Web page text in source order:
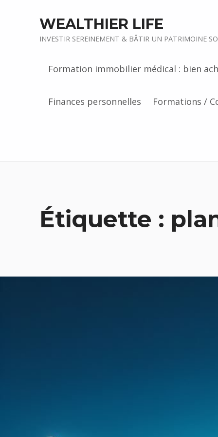
WEALTHIER LIFE
INVESTIR SEREINEMENT & BÂTIR UN PATRIMOINE
Formation immobilier médical : bien
Finances personnelles Formations /
Étiquette :